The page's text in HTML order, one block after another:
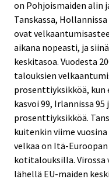
on Pohjoismaiden alin
Tanskassa,
ovat
aikana nopeasti, ja
keskitasoa. Vuodesta
talouksien
prosenttiyksikköä, kun
kasvoi 99, Irlannissa 95
prosenttiyksikköä.
kuitenkin viime
velkaa on Itä-
kotitalouksilla.
lähellä EU-maiden